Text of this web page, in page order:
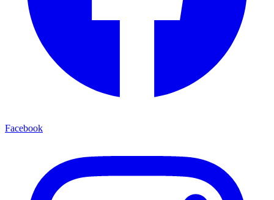
Facebook